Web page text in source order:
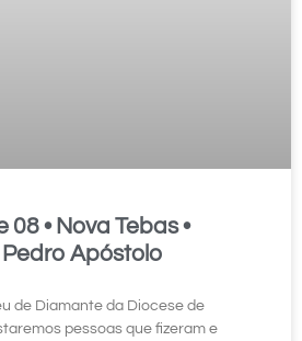
08 • Nova Tebas •
Apóstolo
de Diamante da Diocese de
pessoas que fizeram e